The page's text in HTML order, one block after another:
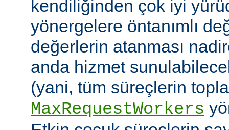
kendiliğinden çok iyi
yönergelere öntanımlı
değerlerin atanması
anda hizmet
(yani, tüm süreçlerin
MaxRequestWorkers